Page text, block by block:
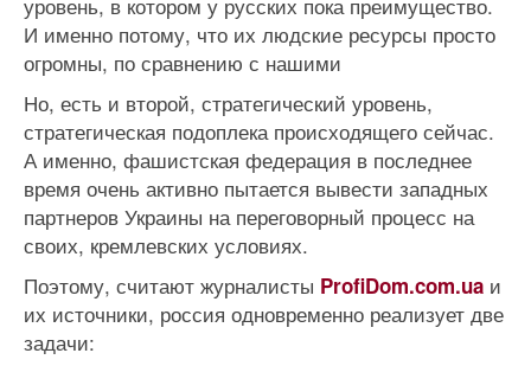
И именно потому, что их людские ресурсы просто
огромны, по сравнению с нашими
Но, есть и второй, стратегический уровень,
стратегическая подоплека происходящего сейчас.
А именно, фашистская федерация в последнее
время очень активно пытается вывести западных
партнеров Украины на переговорный процесс на
своих, кремлевских условиях.
Поэтому, считают журналисты ProfiDom.com.ua и
их источники, россия одновременно реализует две
задачи: